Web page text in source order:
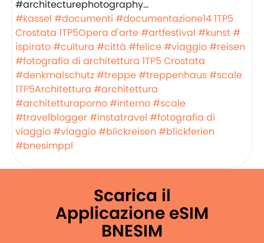
#kassel #documenti #documentazione141TP5
Crostata 1TP5Opera d'arte#artfestival #kunst#
ispirato#cultura #città #felice#viaggio#reisen
#fotografia di architettura 1TP5 Crostata
#denkmalschutz#treppe#treppenhaus#scale
1TP5Architettura #architettura
#architetturaporno#interno#scale
#travelblogger#instatravel #fotografia di
viaggio#viaggio#blickreisen #blickferien
#bnesimppl
Scarica il
Applicazione eSIM
BNESIM